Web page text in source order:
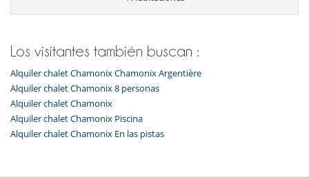
Los visitantes también buscan :
Alquiler chalet Chamonix Chamonix Argentière
Alquiler chalet Chamonix 8 personas
Alquiler chalet Chamonix
Alquiler chalet Chamonix Piscina
Alquiler chalet Chamonix En las pistas